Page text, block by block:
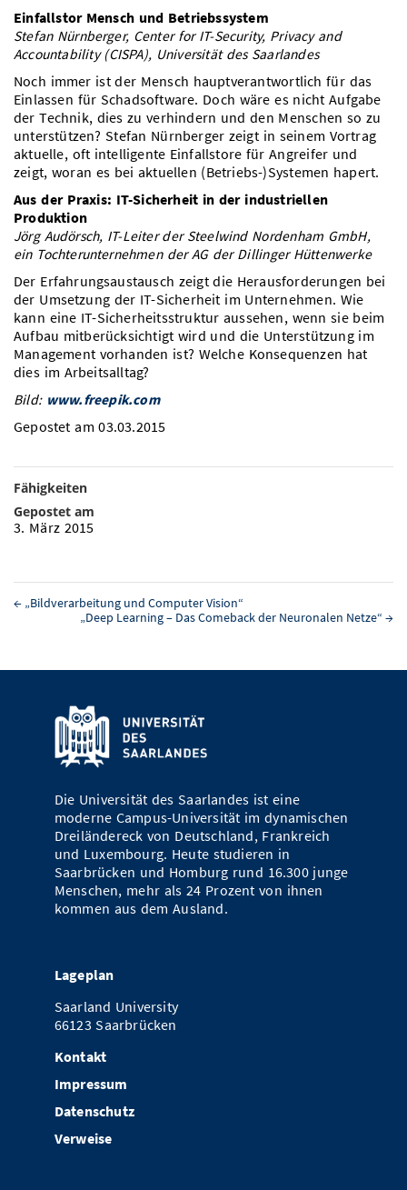
Einfallstor Mensch und Betriebssystem
Stefan Nürnberger, Center for IT-Security, Privacy and
Accountability (CISPA), Universität des Saarlandes
Noch immer ist der Mensch hauptverantwortlich für das
Einlassen für Schadsoftware. Doch wäre es nicht Aufgabe
der Technik, dies zu verhindern und den Menschen so zu
unterstützen? Stefan Nürnberger zeigt in seinem Vortrag
aktuelle, oft intelligente Einfallstore für Angreifer und
zeigt, woran es bei aktuellen (Betriebs-)Systemen hapert.
Aus der Praxis: IT-Sicherheit in der industriellen
Produktion
Jörg Audörsch, IT-Leiter der Steelwind Nordenham GmbH,
ein Tochterunternehmen der AG der Dillinger Hüttenwerke
Der Erfahrungsaustausch zeigt die Herausforderungen bei
der Umsetzung der IT-Sicherheit im Unternehmen. Wie
kann eine IT-Sicherheitsstruktur aussehen, wenn sie beim
Aufbau mitberücksichtigt wird und die Unterstützung im
Management vorhanden ist? Welche Konsequenzen hat
dies im Arbeitsalltag?
Bild: www.freepik.com
Gepostet am 03.03.2015
Fähigkeiten
Gepostet am
3. März 2015
← „Bildverarbeitung und Computer Vision“
„Deep Learning – Das Comeback der Neuronalen Netze“ →
Die Universität des Saarlandes ist eine
moderne Campus-Universität im dynamischen
Dreiländereck von Deutschland, Frankreich
und Luxembourg. Heute studieren in
Saarbrücken und Homburg rund 16.300 junge
Menschen, mehr als 24 Prozent von ihnen
kommen aus dem Ausland.
Lageplan
Saarland University
66123 Saarbrücken
Kontakt
Impressum
Datenschutz
Verweise